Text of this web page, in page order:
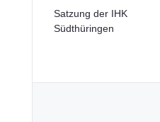
Satzung der IHK
Südthüringen